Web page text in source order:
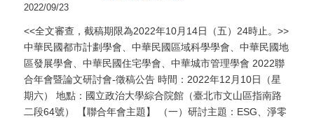
2022/09/23
<<全文審查，截稿期限為2022年10月14日（五）24時止。>>
中華民國都市計劃學會、中華民國區域科學學會、中華民國地
區發展學會、中華民國住宅學會、中華城市管理學會 2022聯
合年會暨論文研討會-徵稿公告 時間：2022年12月10日（星
期六） 地點：國立政治大學綜合院館（臺北市文山區指南路
二段64號） 【聯合年會主題】 （一）研討主題：ESG、淨零